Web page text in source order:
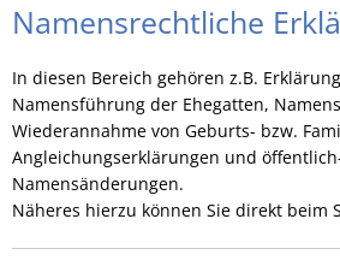
Namensrechtliche
Erklärungen
Namensrechtliche
In diesen Bereich gehören z.B.
Namensführung der Ehegatten,
Wiederannahme von Geburts- bzw.
Angleichungserklärungen und
Namensänderungen.
Näheres hierzu können Sie direkt beim